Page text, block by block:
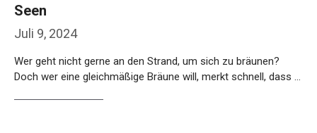
Juli 9, 2024
Seen
Wer geht nicht gerne an den Strand, um sich zu bräunen?
Doch wer eine gleichmäßige Bräune will, merkt schnell, dass …